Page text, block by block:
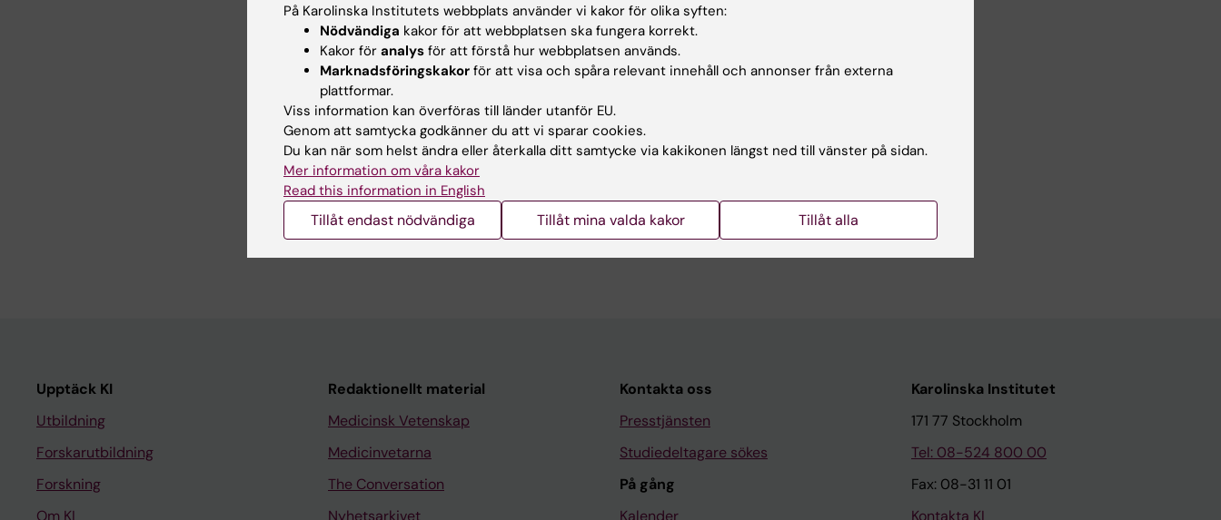
Läs mer på Dagens Nyheters webbplats
Läs mer på Expressens webbplats
Läs mer på tv4nyheterna.se
Uppdaterad av:
Webb Admin 2013-11-26
Dela
Upptäck KI
Utbildning
Forskarutbildning
Forskning
Om KI
Redaktionellt material
Medicinsk Vetenskap
Medicinvetarna
The Conversation
Nyhetsarkivet
Kontakta oss
Presstjänsten
Studiedeltagare sökes
På gång
Kalender
Karolinska Institutet
171 77 Stockholm
Tel: 08-524 800 00
Fax: 08-31 11 01
Kontakta KI
På Karolinska Institutets webbplats använder vi kakor för olika syften:
Nödvändiga kakor för att webbplatsen ska fungera korrekt.
Kakor för analys för att förstå hur webbplatsen används.
Marknadsföringskakor för att visa och spåra relevant innehåll och annonser från externa
plattformar.
Viss information kan överföras till länder utanför EU.
Genom att samtycka godkänner du att vi sparar cookies.
Du kan när som helst ändra eller återkalla ditt samtycke via kakikonen längst ned till vänster på sidan.
Mer information om våra kakor
Read this information in English
Tillåt endast nödvändiga Tillåt mina valda kakor Tillåt alla